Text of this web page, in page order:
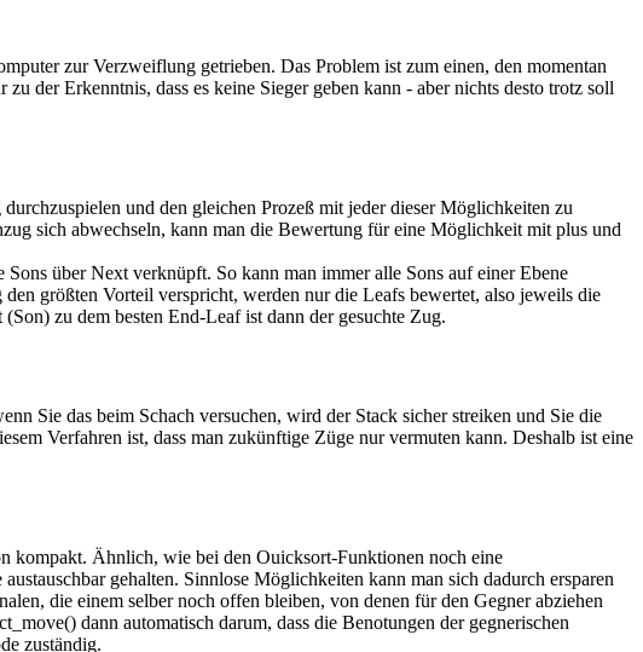
zur Verzweiflung getrieben. Das Problem ist zum einen, den momentan
der Erkenntnis, dass es keine Sieger geben kann - aber nichts desto trotz soll
und den gleichen Prozeß mit jeder dieser Möglichkeiten zu
sich abwechseln, kann man die Bewertung für eine Möglichkeit mit plus und
über Next verknüpft. So kann man immer alle Sons auf einer Ebene
größten Vorteil verspricht, werden nur die Leafs bewertet, also jeweils die
zu dem besten End-Leaf ist dann der gesuchte Zug.
Sie das beim Schach versuchen, wird der Stack sicher streiken und Sie die
Verfahren ist, dass man zukünftige Züge nur vermuten kann. Deshalb ist eine
kompakt. Ähnlich, wie bei den Ouicksort-Funktionen noch eine
gehalten. Sinnlose Möglichkeiten kann man sich dadurch ersparen
die einem selber noch offen bleiben, von denen für den Gegner abziehen
dann automatisch darum, dass die Benotungen der gegnerischen
zuständig.